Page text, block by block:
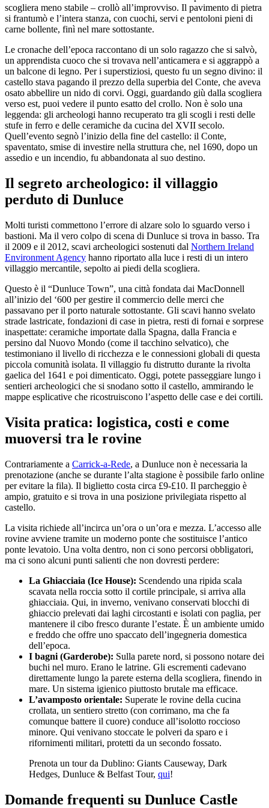
scogliera meno stabile – crollò all’improvviso. Il pavimento di pietra
si frantumò e l’intera stanza, con cuochi, servi e pentoloni pieni di
carne bollente, finì nel mare sottostante.
Le cronache dell’epoca raccontano di un solo ragazzo che si salvò,
un apprendista cuoco che si trovava nell’anticamera e si aggrappò a
un balcone di legno. Per i superstiziosi, questo fu un segno divino: il
castello stava pagando il prezzo della superbia del Conte, che aveva
osato abbellire un nido di corvi. Oggi, guardando giù dalla scogliera
verso est, puoi vedere il punto esatto del crollo. Non è solo una
leggenda: gli archeologi hanno recuperato tra gli scogli i resti delle
stufe in ferro e delle ceramiche da cucina del XVII secolo.
Quell’evento segnò l’inizio della fine del castello: il Conte,
spaventato, smise di investire nella struttura che, nel 1690, dopo un
assedio e un incendio, fu abbandonata al suo destino.
Il segreto archeologico: il villaggio
perduto di Dunluce
Molti turisti commettono l’errore di alzare solo lo sguardo verso i
bastioni. Ma il vero colpo di scena di Dunluce si trova in basso. Tra
il 2009 e il 2012, scavi archeologici sostenuti dal Northern Ireland
Environment Agency hanno riportato alla luce i resti di un intero
villaggio mercantile, sepolto ai piedi della scogliera.
Questo è il “Dunluce Town”, una città fondata dai MacDonnell
all’inizio del ‘600 per gestire il commercio delle merci che
passavano per il porto naturale sottostante. Gli scavi hanno svelato
strade lastricate, fondazioni di case in pietra, resti di fornai e sorprese
inaspettate: ceramiche importate dalla Spagna, dalla Francia e
persino dal Nuovo Mondo (come il tacchino selvatico), che
testimoniano il livello di ricchezza e le connessioni globali di questa
piccola comunità isolata. Il villaggio fu distrutto durante la rivolta
gaelica del 1641 e poi dimenticato. Oggi, potete passeggiare lungo i
sentieri archeologici che si snodano sotto il castello, ammirando le
mappe esplicative che ricostruiscono l’aspetto delle case e dei cortili.
Visita pratica: logistica, costi e come
muoversi tra le rovine
Contrariamente a Carrick-a-Rede, a Dunluce non è necessaria la
prenotazione (anche se durante l’alta stagione è possibile farlo online
per evitare la fila). Il biglietto costa circa £9-£10. Il parcheggio è
ampio, gratuito e si trova in una posizione privilegiata rispetto al
castello.
La visita richiede all’incirca un’ora o un’ora e mezza. L’accesso alle
rovine avviene tramite un moderno ponte che sostituisce l’antico
ponte levatoio. Una volta dentro, non ci sono percorsi obbligatori,
ma ci sono alcuni punti salienti che non dovresti perdere:
La Ghiacciaia (Ice House): Scendendo una ripida scala
scavata nella roccia sotto il cortile principale, si arriva alla
ghiacciaia. Qui, in inverno, venivano conservati blocchi di
ghiaccio prelevati dai laghi circostanti e isolati con paglia, per
mantenere il cibo fresco durante l’estate. È un ambiente umido
e freddo che offre uno spaccato dell’ingegneria domestica
dell’epoca.
I bagni (Garderobe): Sulla parete nord, si possono notare dei
buchi nel muro. Erano le latrine. Gli escrementi cadevano
direttamente lungo la parete esterna della scogliera, finendo in
mare. Un sistema igienico piuttosto brutale ma efficace.
L’avamposto orientale: Superate le rovine della cucina
crollata, un sentiero stretto (con corrimano, ma che fa
comunque battere il cuore) conduce all’isolotto roccioso
minore. Qui venivano stoccate le polveri da sparo e i
rifornimenti militari, protetti da un secondo fossato.
Prenota un tour da Dublino: Giants Causeway, Dark
Hedges, Dunluce & Belfast Tour, qui!
Domande frequenti su Dunluce Castle